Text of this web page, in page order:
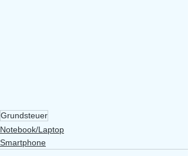
Grundsteuer
Notebook/Laptop
Smartphone